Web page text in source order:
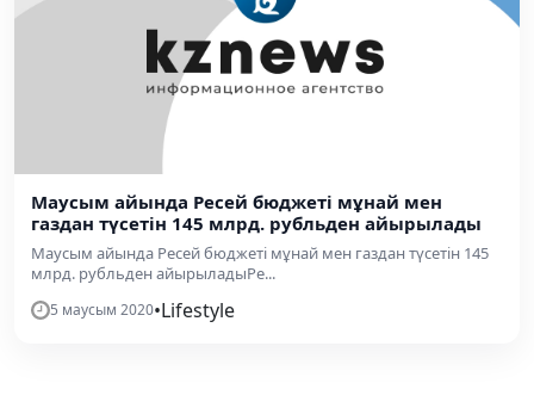
Маусым айында Ресей бюджеті мұнай мен
газдан түсетін 145 млрд. рубльден айырылады
Маусым айында Ресей бюджеті мұнай мен газдан түсетін 145
млрд. рубльден айырыладыРе...
5 маусым 2020•Lifestyle